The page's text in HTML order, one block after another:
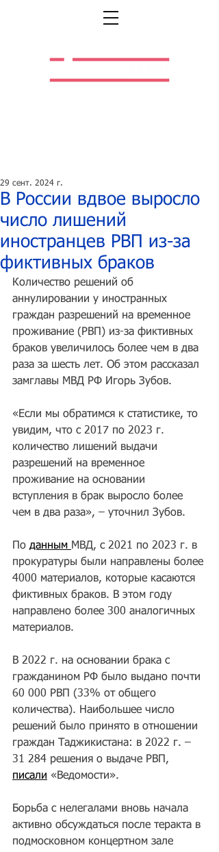
В России вдвое выросло
число лишений
иностранцев РВП из-за
фиктивных браков
29 сент. 2024 г.
Количество решений об
аннулировании у иностранных
граждан разрешений на временное
проживание (РВП) из-за фиктивных
браков увеличилось более чем в два
раза за шесть лет. Об этом рассказал
замглавы МВД РФ Игорь Зубов.
«Если мы обратимся к статистике, то
увидим, что с 2017 по 2023 г.
количество лишений выдачи
разрешений на временное
проживание на основании
вступления в брак выросло более
чем в два раза», – уточнил Зубов.
По данным МВД, с 2021 по 2023 г. в
прокуратуры были направлены более
4000 материалов, которые касаются
фиктивных браков. В этом году
направлено более 300 аналогичных
материалов.
В 2022 г. на основании брака с
гражданином РФ было выдано почти
60 000 РВП (33% от общего
количества). Наибольшее число
решений было принято в отношении
граждан Таджикистана: в 2022 г. –
31 284 решения о выдаче РВП,
писали «Ведомости».
Борьба с нелегалами вновь начала
активно обсуждаться после теракта в
подмосковном концертном зале